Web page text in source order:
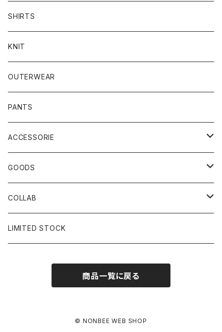
SHIRTS
KNIT
OUTERWEAR
PANTS
ACCESSORIE
CAP
BUCKET HAT
SOCKS
GOODS
STICKER
GLASS
COLLAB
×岩井ジョニ男
LIMITED STOCK
商品一覧に戻る
© NONBEE WEB SHOP